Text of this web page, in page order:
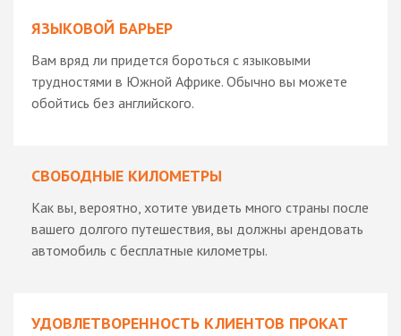
ЯЗЫКОВОЙ БАРЬЕР
Вам вряд ли придется бороться с языковыми
трудностями в Южной Африке. Обычно вы можете
обойтись без английского.
СВОБОДНЫЕ КИЛОМЕТРЫ
Как вы, вероятно, хотите увидеть много страны после
вашего долгого путешествия, вы должны арендовать
автомобиль с бесплатные километры.
УДОВЛЕТВОРЕННОСТЬ КЛИЕНТОВ ПРОКАТ